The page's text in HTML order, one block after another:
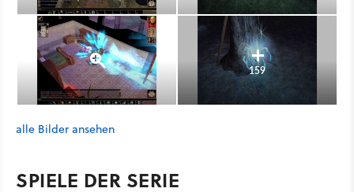
159
alle Bilder ansehen
SPIELE DER SERIE